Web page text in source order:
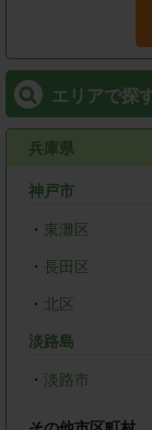
エリアで探
兵庫県
神戸市
・ 東灘区
・ 長田区
・ 北区
淡路島
・ 淡路市